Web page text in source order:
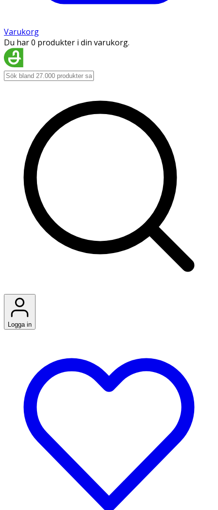
Varukorg
Du har 0 produkter i din varukorg.
Logga in